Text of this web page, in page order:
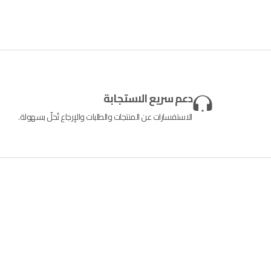
دعم سريع الاستجابة
الاستفسارات عن المنتجات والطلبات والإرجاع تُحلّ بسهولة.